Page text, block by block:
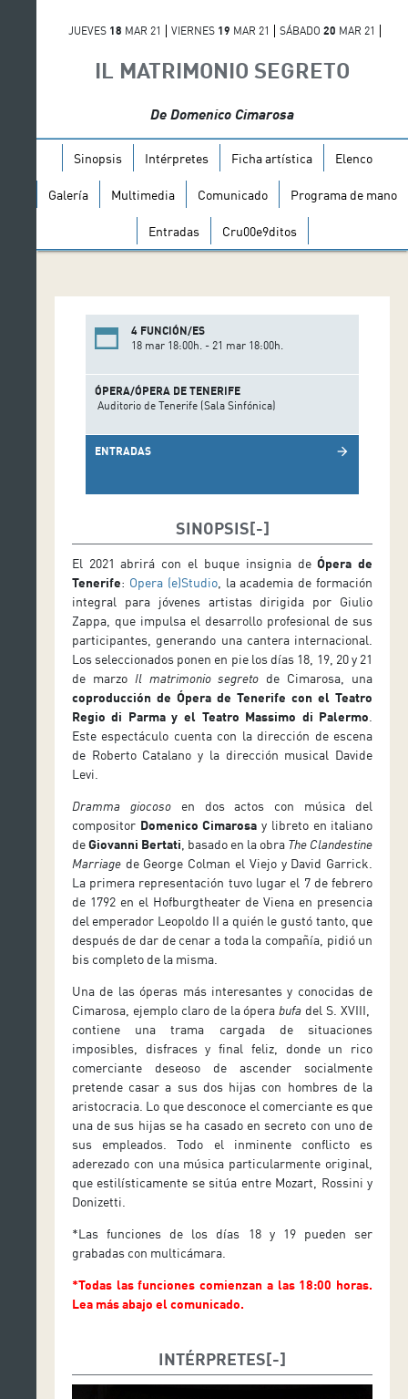
JUEVES 18 MAR 21 VIERNES 19 MAR 21 SÁBADO 20 MAR 21
IL MATRIMONIO SEGRETO
De Domenico Cimarosa
Sinopsis Intérpretes Ficha artística Elenco
Galería Multimedia Comunicado Programa de mano
Entradas Cru00e9ditos
4 FUNCIÓN/ES
18 mar 18:00h. - 21 mar 18:00h.
ÓPERA/ÓPERA DE TENERIFE
Auditorio de Tenerife (Sala Sinfónica)
ENTRADAS arrow_forward
SINOPSIS
El 2021 abrirá con el buque insignia deÓpera de
Tenerife: Opera (e)Studio, la academia de formación
integral para jóvenes artistas dirigida por Giulio
Zappa, que impulsa el desarrollo profesional de sus
participantes, generando una cantera internacional.
Los seleccionados ponen en pie los días 18, 19, 20 y 21
de marzo Il matrimonio segreto de Cimarosa, una
coproducción de Ópera de Tenerife con el Teatro
Regio di Parma y el Teatro Massimo di Palermo
Este espectáculo cuenta con la dirección de escena
de Roberto Catalano y la dirección musical Davide
Levi.
Dramma giocosoen dos actos con música del
compositor Domenico Cimarosa y libreto en italiano
deGiovanni Bertati , basado en la obra The Clandestine
Marriagede George Colman el Viejo y David Garrick.
La primera representación tuvo lugar el 7 de febrero
de 1792 en el Hofburgtheater de Viena en presencia
del emperador Leopoldo II a quién le gustó tanto, que
después de dar de cenar a toda la compañía, pidió un
bis completo de la misma.
Una de las óperas más interesantes y conocidas de
Cimarosa, ejemplo claro de la óperabufa del S. XVIII,
contiene una trama cargada de situaciones
imposibles, disfraces y final feliz, donde un rico
comerciante deseoso de ascender socialmente
pretende casar a sus dos hijas con hombres de la
aristocracia. Lo que desconoce el comerciante es que
una de sus hijas se ha casado en secreto con uno de
sus empleados. Todo el inminente conflicto es
aderezado con una música particularmente original,
que estilísticamente se sitúa entre Mozart, Rossini y
Donizetti.
*Las funciones de los días 18 y 19 pueden ser
grabadas con multicámara.
*Todas las funciones comienzan a las 18:00 horas.
Lea más abajo el comunicado.
INTÉRPRETES